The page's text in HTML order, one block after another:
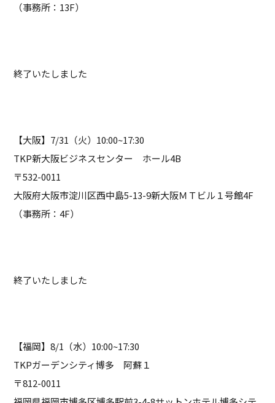
（事務所：13F）
終了いたしました
【大阪】7/31（火）10:00~17:30
TKP新大阪ビジネスセンター ホール4B
〒532-0011
大阪府大阪市淀川区西中島5-13-9新大阪ＭＴビル１号館4F
（事務所：4F）
終了いたしました
【福岡】8/1（水）10:00~17:30
TKPガーデンシティ博多 阿蘇１
〒812-0011